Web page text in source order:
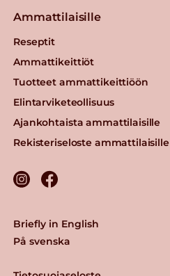
Ammattilaisille
Reseptit
Ammattikeittiöt
Tuotteet ammattikeittiöön
Elintarviketeollisuus
Ajankohtaista ammattilaisille
Rekisteriseloste ammattilaisille
Briefly in English
På svenska